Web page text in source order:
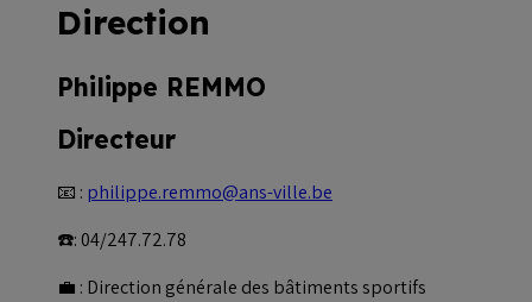
Direction
Philippe REMMO
Directeur
📧 : philippe.remmo@ans-ville.be
☎️: 04/247.72.78
💼 : Direction générale des bâtiments sportifs